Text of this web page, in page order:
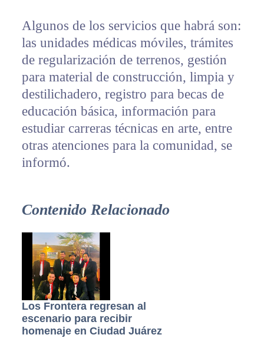
Algunos de los servicios que habrá son:
las unidades médicas móviles, trámites
de regularización de terrenos, gestión
para material de construcción, limpia y
destilichadero, registro para becas de
educación básica, información para
estudiar carreras técnicas en arte, entre
otras atenciones para la comunidad, se
informó.
Contenido Relacionado
Los Frontera regresan al
escenario para recibir
homenaje en Ciudad Juárez